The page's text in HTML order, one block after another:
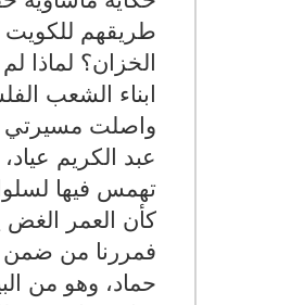
الخزان؟ لماذا
ابناء الشعب
واصلت مسيرتي
عبد الكريم
تهمس فيها
كأن العمر الغض
فمررنا من ضمن
حماد، وهو من